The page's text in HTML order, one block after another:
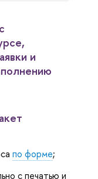
и
по форме;
с печатью и